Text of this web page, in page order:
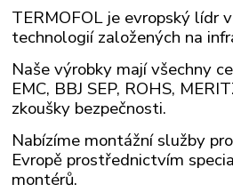
TERMOFOL je evropský lídr
technologií založených na
Naše výrobky mají všechny
EMC, BBJ SEP, ROHS,
zkoušky bezpečnosti.
Nabízíme montážní služby
Evropě prostřednictvím
montérů.